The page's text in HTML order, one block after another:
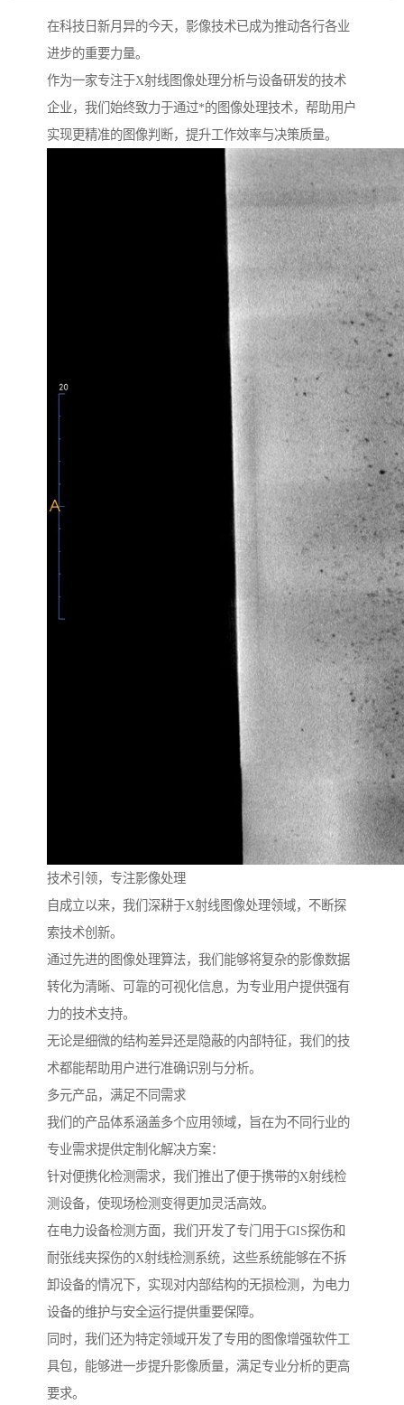
在科技日新月异的今天，影像技术已成为推动各行各业
进步的重要力量。
作为一家专注于X射线图像处理分析与设备研发的技术
企业，我们始终致力于通过*的图像处理技术，帮助用户
实现更精准的图像判断，提升工作效率与决策质量。
技术引领，专注影像处理
自成立以来，我们深耕于X射线图像处理领域，不断探
索技术创新。
通过先进的图像处理算法，我们能够将复杂的影像数据
转化为清晰、可靠的可视化信息，为专业用户提供强有
力的技术支持。
无论是细微的结构差异还是隐蔽的内部特征，我们的技
术都能帮助用户进行准确识别与分析。
多元产品，满足不同需求
我们的产品体系涵盖多个应用领域，旨在为不同行业的
专业需求提供定制化解决方案：
针对便携化检测需求，我们推出了便于携带的X射线检
测设备，使现场检测变得更加灵活高效。
在电力设备检测方面，我们开发了专门用于GIS探伤和
耐张线夹探伤的X射线检测系统，这些系统能够在不拆
卸设备的情况下，实现对内部结构的无损检测，为电力
设备的维护与安全运行提供重要保障。
同时，我们还为特定领域开发了专用的图像增强软件工
具包，能够进一步提升影像质量，满足专业分析的更高
要求。